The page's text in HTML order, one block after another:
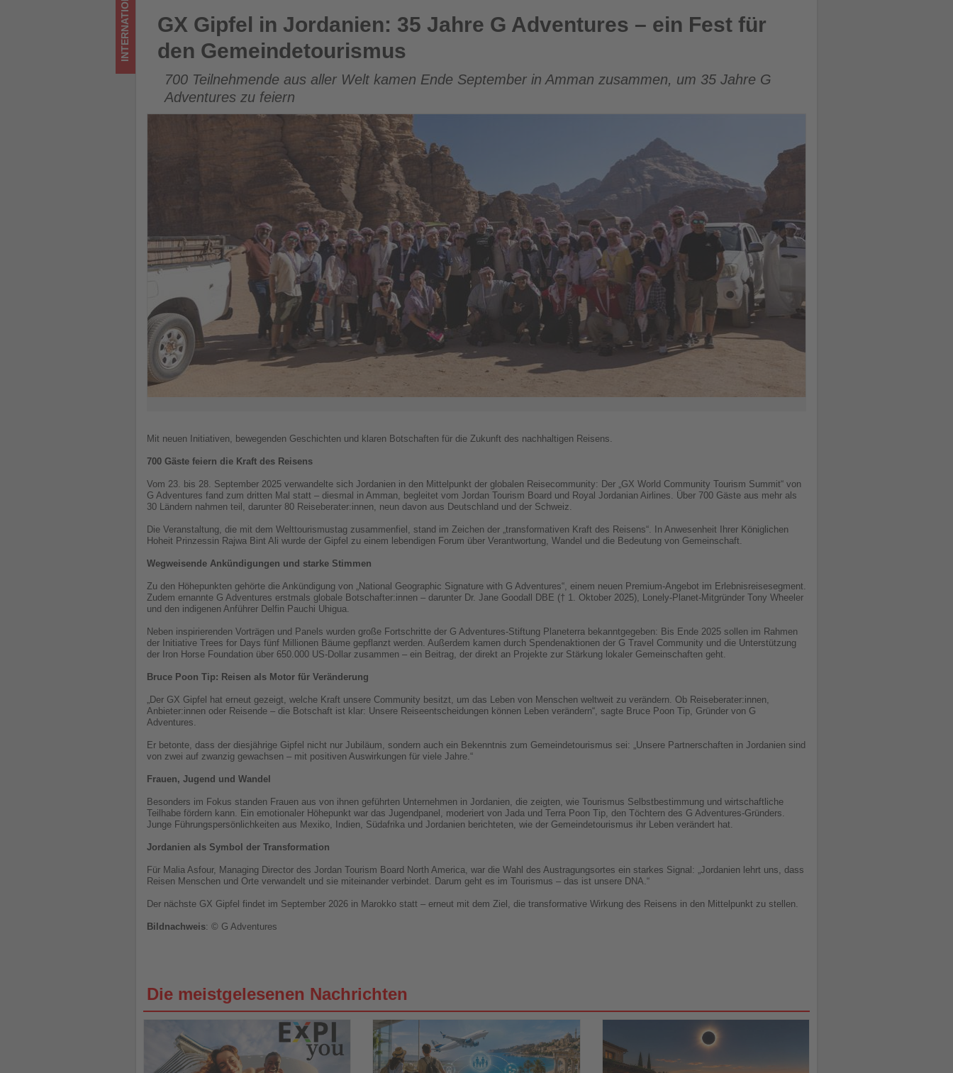
Gemeindetourismus
GX Gipfel in Jordanien: 35 Jahre G Adventures – ein Fest für den Gemeindetourismus
INTERNATIONAL
GX Gipfel in Jordanien: 35 Jahre G Adventures – ein Fest für
den Gemeindetourismus
700 Teilnehmende aus aller Welt kamen Ende September in Amman zusammen, um 35 Jahre G
Adventures zu feiern
Mit neuen Initiativen, bewegenden Geschichten und klaren Botschaften für die Zukunft des nachhaltigen Reisens.
700 Gäste feiern die Kraft des Reisens
Vom 23. bis 28. September 2025 verwandelte sich Jordanien in den Mittelpunkt der globalen Reisecommunity: Der „GX World Community Tourism Summit“ von
G Adventures fand zum dritten Mal statt – diesmal in Amman, begleitet vom Jordan Tourism Board und Royal Jordanian Airlines. Über 700 Gäste aus mehr als
30 Ländern nahmen teil, darunter 80 Reiseberater:innen, neun davon aus Deutschland und der Schweiz.
Die Veranstaltung, die mit dem Welttourismustag zusammenfiel, stand im Zeichen der „transformativen Kraft des Reisens“. In Anwesenheit Ihrer Königlichen
Hoheit Prinzessin Rajwa Bint Ali wurde der Gipfel zu einem lebendigen Forum über Verantwortung, Wandel und die Bedeutung von Gemeinschaft.
Wegweisende Ankündigungen und starke Stimmen
Zu den Höhepunkten gehörte die Ankündigung von „National Geographic Signature with G Adventures“, einem neuen Premium-Angebot im Erlebnisreisesegment.
Zudem ernannte G Adventures erstmals globale Botschafter:innen – darunter Dr. Jane Goodall DBE († 1. Oktober 2025), Lonely-Planet-Mitgründer Tony Wheeler
und den indigenen Anführer Delfin Pauchi Uhigua.
Neben inspirierenden Vorträgen und Panels wurden große Fortschritte der G Adventures-Stiftung Planeterra bekanntgegeben: Bis Ende 2025 sollen im Rahmen
der Initiative Trees for Days fünf Millionen Bäume gepflanzt werden. Außerdem kamen durch Spendenaktionen der G Travel Community und die Unterstützung
der Iron Horse Foundation über 650.000 US-Dollar zusammen – ein Beitrag, der direkt an Projekte zur Stärkung lokaler Gemeinschaften geht.
Bruce Poon Tip: Reisen als Motor für Veränderung
„Der GX Gipfel hat erneut gezeigt, welche Kraft unsere Community besitzt, um das Leben von Menschen weltweit zu verändern. Ob Reiseberater:innen,
Anbieter:innen oder Reisende – die Botschaft ist klar: Unsere Reiseentscheidungen können Leben verändern“, sagte Bruce Poon Tip, Gründer von G
Adventures.
Er betonte, dass der diesjährige Gipfel nicht nur Jubiläum, sondern auch ein Bekenntnis zum Gemeindetourismus sei: „Unsere Partnerschaften in Jordanien sind
von zwei auf zwanzig gewachsen – mit positiven Auswirkungen für viele Jahre.“
Frauen, Jugend und Wandel
Besonders im Fokus standen Frauen aus von ihnen geführten Unternehmen in Jordanien, die zeigten, wie Tourismus Selbstbestimmung und wirtschaftliche
Teilhabe fördern kann. Ein emotionaler Höhepunkt war das Jugendpanel, moderiert von Jada und Terra Poon Tip, den Töchtern des G Adventures-Gründers.
Junge Führungspersönlichkeiten aus Mexiko, Indien, Südafrika und Jordanien berichteten, wie der Gemeindetourismus ihr Leben verändert hat.
Jordanien als Symbol der Transformation
Für Malia Asfour, Managing Director des Jordan Tourism Board North America, war die Wahl des Austragungsortes ein starkes Signal: „Jordanien lehrt uns, dass
Reisen Menschen und Orte verwandelt und sie miteinander verbindet. Darum geht es im Tourismus – das ist unsere DNA.“
Der nächste GX Gipfel findet im September 2026 in Marokko statt – erneut mit dem Ziel, die transformative Wirkung des Reisens in den Mittelpunkt zu stellen.
Bildnachweis: © G Adventures
Die meistgelesenen Nachrichten